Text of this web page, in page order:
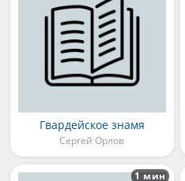
Гвардейское знамя
Сергей Орлов
1 мин